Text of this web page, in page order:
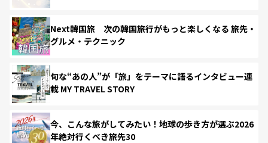
Next韓国旅 次の韓国旅行がもっと楽しくなる 旅先・
グルメ・テクニック
旬な“あの人”が「旅」をテーマに語るインタビュー連
載 MY TRAVEL STORY
今、こんな旅がしてみたい！地球の歩き方が選ぶ2026
年絶対行くべき旅先30